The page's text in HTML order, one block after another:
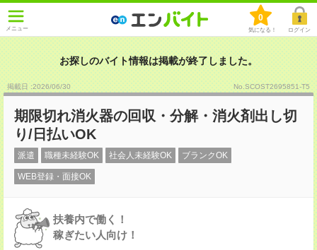
メニュー
0
気になる！ ログイン
お探しのバイト情報は掲載が終了しました。
掲載日 :2026/06/30 No.SCOST2695851-T5
期限切れ消火器の回収・分解・消火剤出し切
り/日払いOK
派遣 職種未経験OK 社会人未経験OK ブランクOK
WEB登録・面接OK
扶養内で働く！
稼ぎたい人向け！